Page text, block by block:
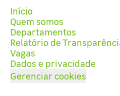
Início
Quem somos
Departamentos
Relatório de
Vagas
Dados e privacidade
Gerenciar cookies